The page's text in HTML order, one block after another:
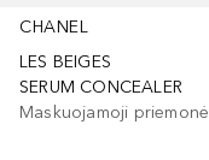
CHANEL
LES BEIGES
SERUM CONCEALER
Maskuojamoji priemonė